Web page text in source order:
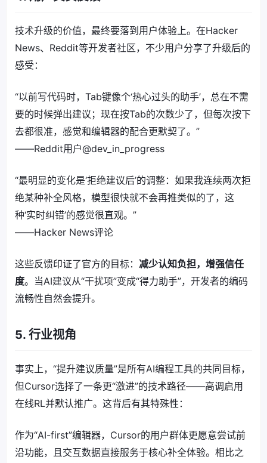
技术升级的价值，最终要落到用户体验上。在Hacker
News、Reddit等开发者社区，不少用户分享了升级后的
感受：
“以前写代码时，Tab键像个‘热心过头的助手’，总在不需
要的时候弹出建议；现在按Tab的次数少了，但每次按下
去都很准，感觉和编辑器的配合更默契了。”
——Reddit用户@dev_in_progress
“最明显的变化是‘拒绝建议后’的调整：如果我连续两次拒
绝某种补全风格，模型很快就不会再推类似的了，这
种‘实时纠错’的感觉很直观。”
——Hacker News评论
这些反馈印证了官方的目标： 减少认知负担，增强信任
度。当AI建议从“干扰项”变成“得力助手”，开发者的编码
流畅性自然会提升。
5. 行业视角
事实上，“提升建议质量”是所有AI编程工具的共同目标，
但Cursor选择了一条更“激进”的技术路径——高调启用
在线RL并默认推广。这背后有其特殊性：
作为“AI-first”编辑器，Cursor的用户群体更愿意尝试前
沿功能，且交互数据直接服务于核心补全体验。相比之